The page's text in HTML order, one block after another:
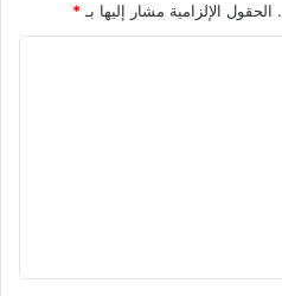
الحقول الإلزامية مشار إليها بـ *